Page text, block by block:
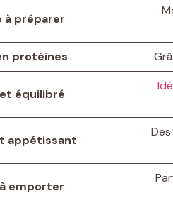
à préparer
protéines
équilibré
appétissant
emporter